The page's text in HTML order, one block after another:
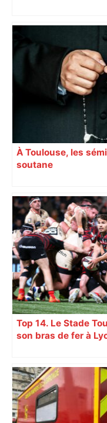
les agriculteurs
interdictions
À Toulouse, les
soutane
Top 14. Le Stade
son bras de fer à